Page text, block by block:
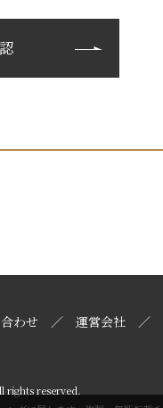
わせ 運営会社
rights reserved.